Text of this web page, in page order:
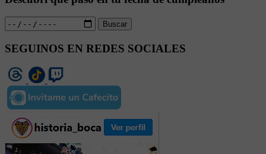
Buscar
SEGUINOS EN REDES SOCIALES